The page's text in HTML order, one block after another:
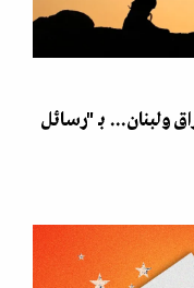
ولبنان... بـ "رسائل